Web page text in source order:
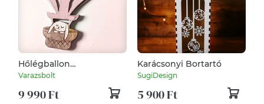
Hőlégballon
gyerekszoba dekor,
Varazsbolt
9 990 Ft
Karácsonyi Bortartó
SugiDesign
5 900 Ft